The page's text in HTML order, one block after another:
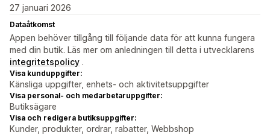
27 januari 2026
Dataåtkomst
Appen behöver tillgång till följande data för att kunna fungera
med din butik. Läs mer om anledningen till detta i utvecklarens
integritetspolicy .
Visa kunduppgifter:
Känsliga uppgifter, enhets- och aktivitetsuppgifter
Visa personal- och medarbetaruppgifter:
Butiksägare
Visa och redigera butiksuppgifter:
Kunder, produkter, ordrar, rabatter, Webbshop